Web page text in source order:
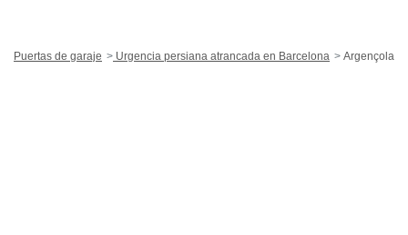
Puertas de garaje Urgencia persiana atrancada en Barcelona Argençola